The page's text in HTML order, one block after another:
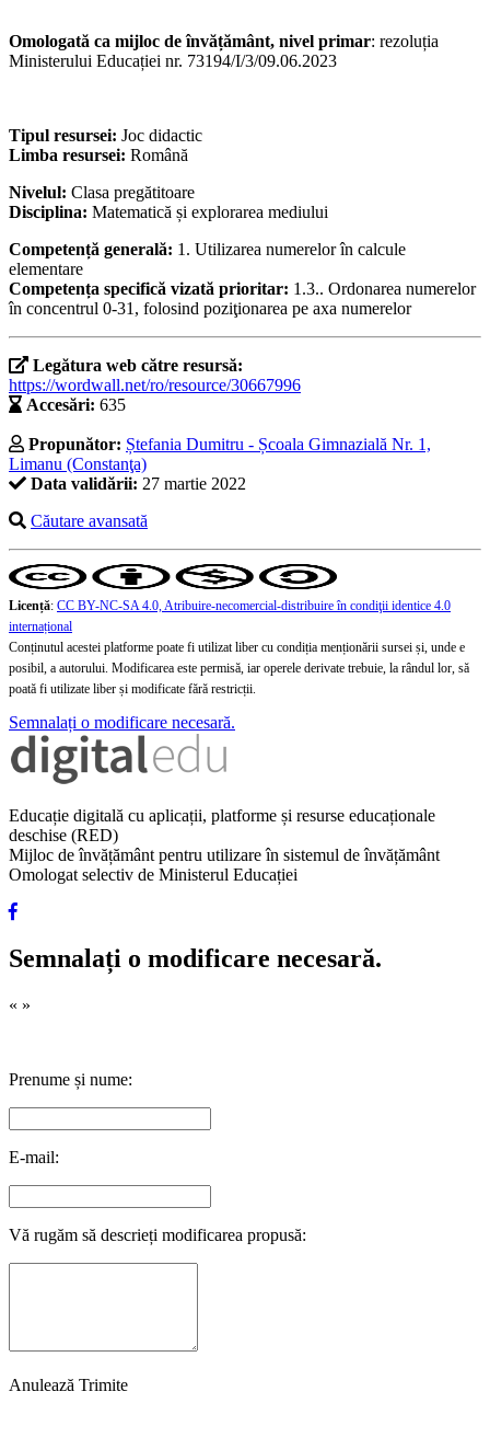
Omologată ca mijloc de învățământ, nivel primar: rezoluția
Ministerului Educației nr. 73194/I/3/09.06.2023
Tipul resursei: Joc didactic
Limba resursei: Română
Nivelul: Clasa pregătitoare
Disciplina: Matematică și explorarea mediului
Competență generală: 1. Utilizarea numerelor în calcule
elementare
Competența specifică vizată prioritar: 1.3.. Ordonarea numerelor
în concentrul 0-31, folosind poziţionarea pe axa numerelor
Legătura web către resursă:
https://wordwall.net/ro/resource/30667996
Accesări: 635
Propunător: Ștefania Dumitru - Școala Gimnazială Nr. 1,
Limanu (Constanţa)
Data validării: 27 martie 2022
Căutare avansată
Licență: CC BY-NC-SA 4.0, Atribuire-necomercial-distribuire în condiţii identice 4.0
internațional
Conținutul acestei platforme poate fi utilizat liber cu condiția menționării sursei și, unde e
posibil, a autorului. Modificarea este permisă, iar operele derivate trebuie, la rândul lor, să
poată fi utilizate liber și modificate fără restricții.
Semnalați o modificare necesară.
Educație digitală cu aplicații, platforme și resurse educaționale
deschise (RED)
Mijloc de învățământ pentru utilizare în sistemul de învățământ
Omologat selectiv de Ministerul Educației
Semnalați o modificare necesară.
« »
Prenume și nume:
E-mail:
Vă rugăm să descrieți modificarea propusă:
Anulează Trimite